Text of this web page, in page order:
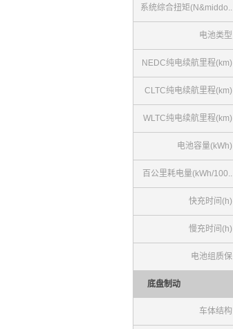
系统综合扭矩(N&middo..
电池类型
NEDC纯电续航里程(km)
CLTC纯电续航里程(km)
WLTC纯电续航里程(km)
电池容量(kWh)
百公里耗电量(kWh/100..
快充时间(h)
慢充时间(h)
电池组质保
底盘制动
车体结构